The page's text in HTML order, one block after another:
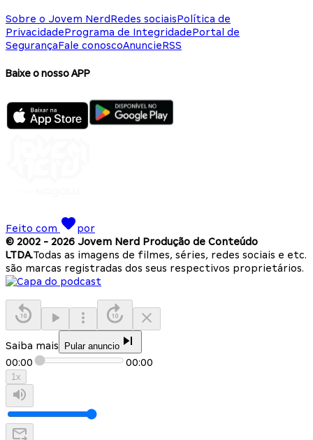
Sobre o Jovem NerdRedes sociaisPolítica de
PrivacidadePrograma de IntegridadePortal de
SegurançaFale conoscoAnuncieRSS
Baixe o nosso APP
Feito com
por
© 2002 - 2026 Jovem Nerd Produção de Conteúdo
LTDA.Todas as imagens de filmes, séries, redes sociais e etc.
são marcas registradas dos seus respectivos proprietários.
Saiba mais Pular anuncio
00:00 00:00
1x